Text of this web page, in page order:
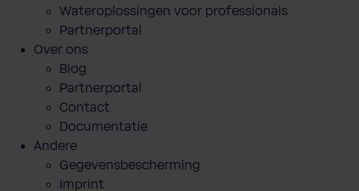
Wateroplossingen voor professionals
Partnerportal
Over ons
Blog
Partnerportal
Contact
Documentatie
Andere
Gegevensbescherming
Imprint